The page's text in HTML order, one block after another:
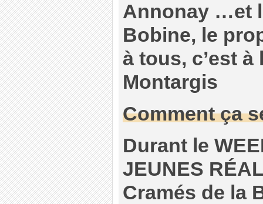
Annonay …et
Bobine, le
à tous, c’est à
Montargis
Comment ça
Durant le
JEUNES
Cramés de la